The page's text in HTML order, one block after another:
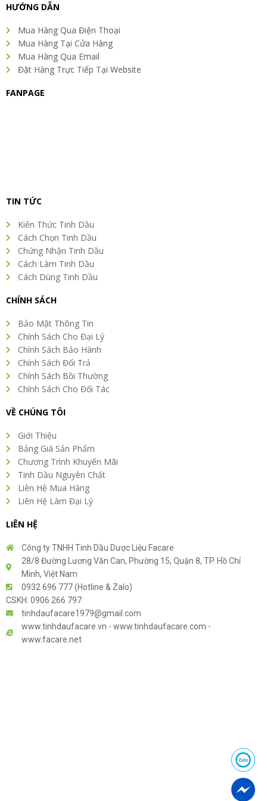
HƯỚNG DẪN
Mua Hàng Qua Điện Thoại
Mua Hàng Tại Cửa Hàng
Mua Hàng Qua Email
Đặt Hàng Trực Tiếp Tại Website
FANPAGE
TIN TỨC
Kiến Thức Tinh Dầu
Cách Chọn Tinh Dầu
Chứng Nhận Tinh Dầu
Cách Làm Tinh Dầu
Cách Dùng Tinh Dầu
CHÍNH SÁCH
Bảo Mật Thông Tin
Chính Sách Cho Đại Lý
Chính Sách Bảo Hành
Chính Sách Đổi Trả
Chính Sách Bồi Thường
Chính Sách Cho Đối Tác
VỀ CHÚNG TÔI
Giới Thiệu
Bảng Giá Sản Phẩm
Chương Trình Khuyến Mãi
Tinh Dầu Nguyên Chất
Liên Hệ Mua Hàng
Liên Hệ Làm Đại Lý
LIÊN HỆ
Công ty TNHH Tinh Dầu Dược Liệu Facare
28/8 Đường Lương Văn Can, Phường 15, Quận 8, TP. Hồ Chí
Minh, Việt Nam
0932 696 777 (Hotline & Zalo)
CSKH: 0906 266 797
tinhdaufacare1979@gmail.com
www.tinhdaufacare.vn - www.tinhdaufacare.com -
www.facare.net